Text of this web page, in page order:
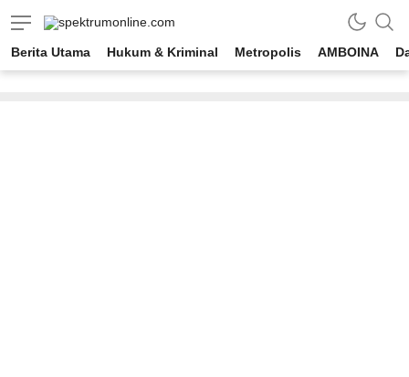
spektrumonline.com
Berita Utama Hukum & Kriminal Metropolis AMBOINA